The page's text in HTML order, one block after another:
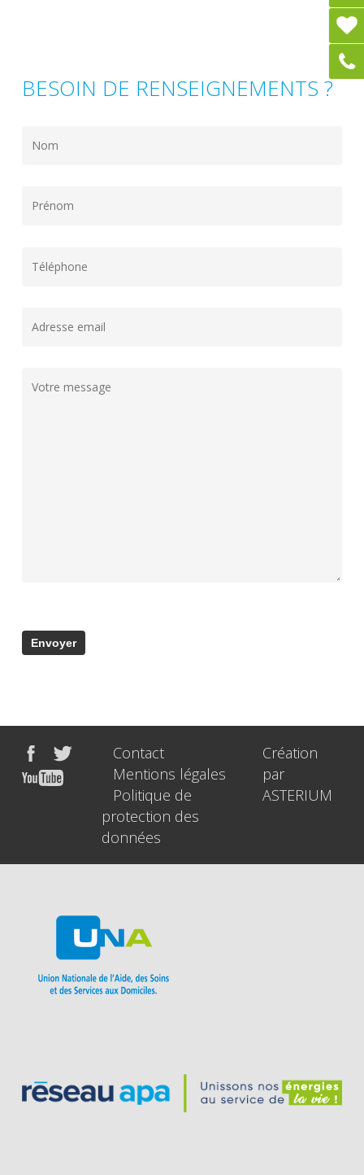
BESOIN DE RENSEIGNEMENTS ?
Contact
Mentions légales
Politique de
protection des
données
Création
par
ASTERIUM